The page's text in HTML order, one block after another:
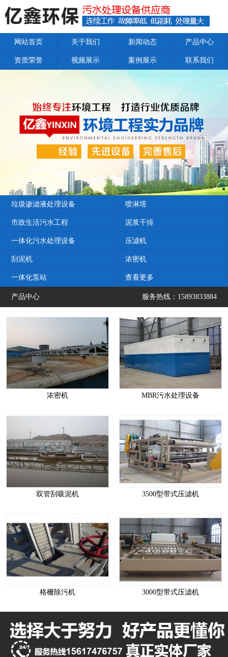
网站首页 关于我们 新闻动态 产品中心
资质荣誉 视频展示 案例展示 联系我们
垃圾渗滤液处理设备 喷淋塔
市政生活污水工程 泥浆干排
一体化污水处理设备 压滤机
刮泥机 浓密机
一体化泵站 查看更多
产品中心 服务热线：15893833884
浓密机 MBR污水处理设备
双管刮吸泥机 3500型带式压滤机
格栅除污机 3000型带式压滤机